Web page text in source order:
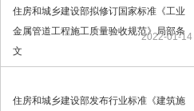
住房和城乡建设部拟修订国家标准《工业
金属管道工程施工质量验收规范》局部条
文
2022-01-14
住房和城乡建设部发布行业标准《建筑施